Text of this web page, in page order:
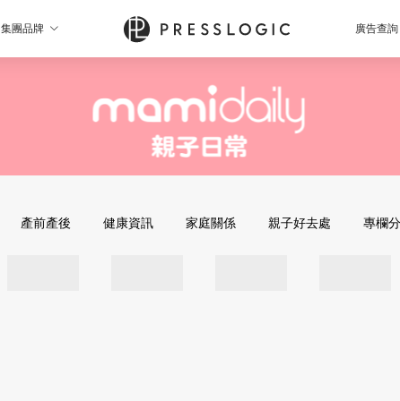
集團品牌 廣告查詢
產前產後 健康資訊 家庭關係 親子好去處 專欄